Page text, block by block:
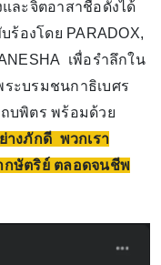
ละจิตอาสาชื่อดังได้
ร้องโดย PARADOX,
เพื่อรำลึกใน
ะบรมชนกาธิเบศร
บพิตร พร้อมด้วย
างภักดี พวกเรา
ษัตริย์ ตลอดจนชีพ